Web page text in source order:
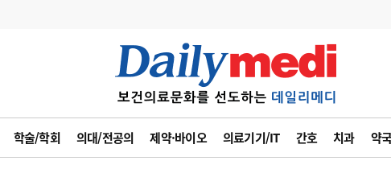
학술/학회 의대/전공의 제약·바이오 의료기기/IT 간호 치과 약
급 추계
6
관리급여 실시
사고
수첩
피플